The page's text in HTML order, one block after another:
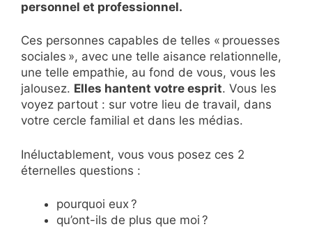
personnel et professionnel.
Ces personnes capables de telles « prouesses
sociales », avec une telle aisance relationnelle,
une telle empathie, au fond de vous, vous les
jalousez. Elles hantent votre esprit. Vous les
voyez partout : sur votre lieu de travail, dans
votre cercle familial et dans les médias.
Inéluctablement, vous vous posez ces 2
éternelles questions :
pourquoi eux ?
qu’ont-ils de plus que moi ?